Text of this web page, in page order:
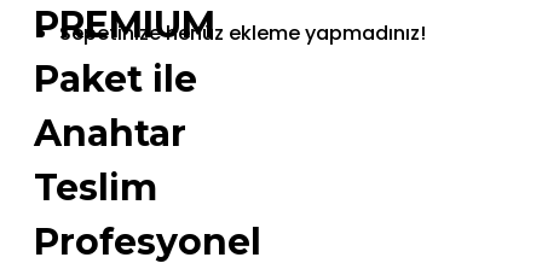
Sepetinize henüz ekleme yapmadınız!
PREMIUM
Paket ile
Anahtar
Teslim
Profesyonel